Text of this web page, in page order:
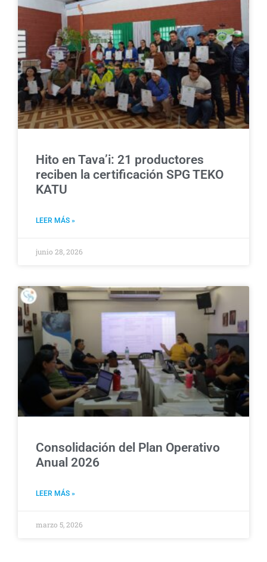
Hito en Tava’i: 21 productores
reciben la certificación SPG TEKO
KATU
LEER MÁS »
junio 28, 2026
Consolidación del Plan Operativo
Anual 2026
LEER MÁS »
marzo 5, 2026